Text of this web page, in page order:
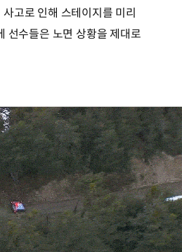
고로 인해 스테이지를 미리
선수들은 노면 상황을 제대로